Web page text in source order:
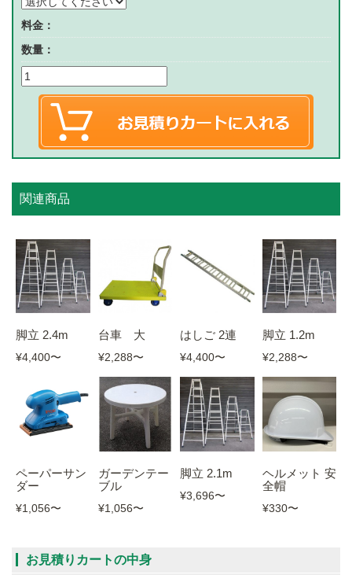
料金：
数量：
関連商品
脚立 2.4m
¥4,400〜
台車 大
¥2,288〜
はしご 2連
¥4,400〜
脚立 1.2m
¥2,288〜
ペーパーサン
ダー
¥1,056〜
ガーデンテー
ブル
¥1,056〜
脚立 2.1m
¥3,696〜
ヘルメット 安
全帽
¥330〜
お見積りカートの中身